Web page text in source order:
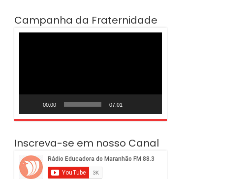
Campanha da Fraternidade
00:00 07:01
Inscreva-se em nosso Canal